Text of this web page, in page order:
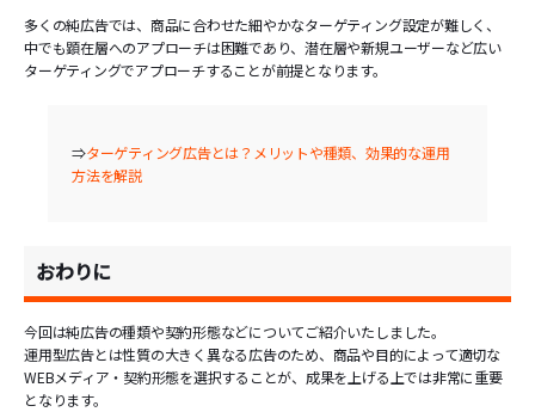
多くの純広告では、商品に合わせた細やかなターゲティング設定が難しく、
中でも顕在層へのアプローチは困難であり、潜在層や新規ユーザーなど広い
ターゲティングでアプローチすることが前提となります。
⇒ターゲティング広告とは？メリットや種類、効果的な運用
方法を解説
おわりに
今回は純広告の種類や契約形態などについてご紹介いたしました。
運用型広告とは性質の大きく異なる広告のため、商品や目的によって適切な
WEBメディア・契約形態を選択することが、成果を上げる上では非常に重要
となります。